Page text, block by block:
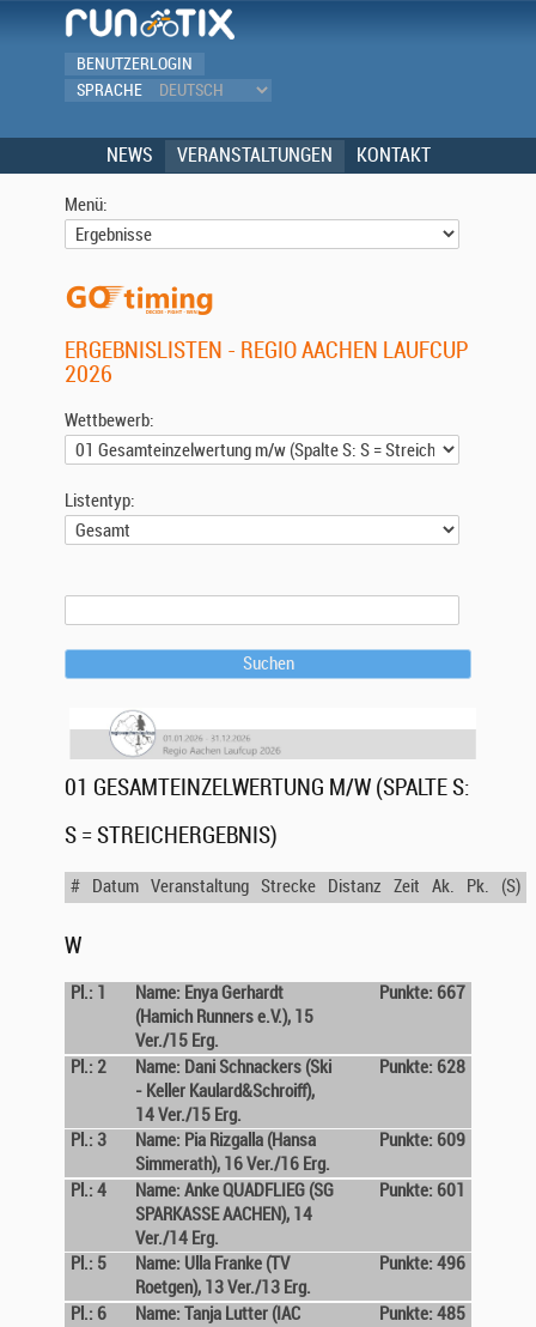
BENUTZERLOGIN
SPRACHE
NEWS VERANSTALTUNGEN KONTAKT
Menü:
ERGEBNISLISTEN - REGIO AACHEN LAUFCUP
2026
Wettbewerb:
Listentyp:
Suchen
01 GESAMTEINZELWERTUNG M/W (SPALTE S:
S = STREICHERGEBNIS)
# Datum Veranstaltung Strecke Distanz Zeit Ak. Pk. (S)
W
Pl.: 1
Name: Enya Gerhardt
(Hamich Runners e.V.), 15
Ver./15 Erg.
Punkte: 667
Pl.: 2
Name: Dani Schnackers (Ski
- Keller Kaulard&Schroiff),
14 Ver./15 Erg.
Punkte: 628
Pl.: 3
Name: Pia Rizgalla (Hansa
Simmerath), 16 Ver./16 Erg.
Punkte: 609
Pl.: 4
Name: Anke QUADFLIEG (SG
SPARKASSE AACHEN), 14
Ver./14 Erg.
Punkte: 601
Pl.: 5
Name: Ulla Franke (TV
Roetgen), 13 Ver./13 Erg.
Punkte: 496
Pl.: 6
Name: Tanja Lutter (IAC
Punkte: 485